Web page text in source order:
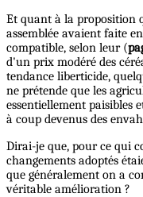
Et quant à la proposition
assemblée avaient faite
compatible, selon leur (
d'un prix modéré des
tendance liberticide,
ne prétende que les
essentiellement paisibles
à coup devenus des
Dirai-je que, pour ce qui
changements adoptés
que généralement on a
véritable amélioration ?